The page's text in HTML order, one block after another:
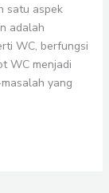
satu aspek
adalah
WC, berfungsi
WC menjadi
yang